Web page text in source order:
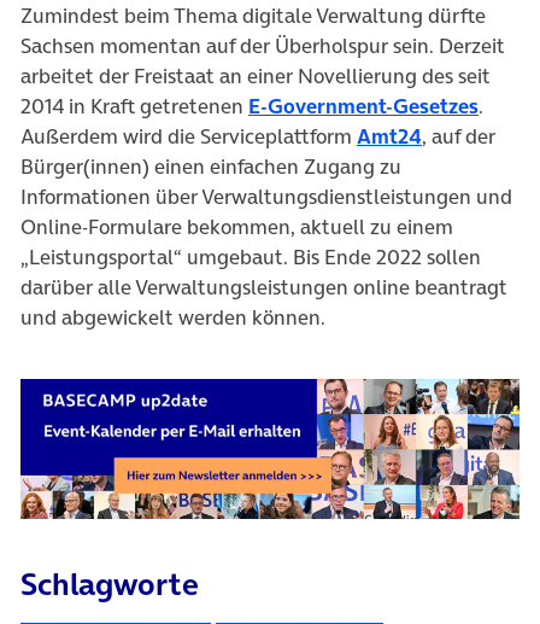
Zumindest beim Thema digitale Verwaltung dürfte
Sachsen momentan auf der Überholspur sein. Derzeit
arbeitet der Freistaat an einer Novellierung des seit
2014 in Kraft getretenen E-Government-Gesetzes.
Außerdem wird die Serviceplattform Amt24(öffnet in
, auf der
Bürger(innen) einen einfachen Zugang zu
Informationen über Verwaltungsdienstleistungen und
Online-Formulare bekommen, aktuell zu einem
„Leistungsportal“ umgebaut. Bis Ende 2022 sollen
darüber alle Verwaltungsleistungen online beantragt
und abgewickelt werden können.
Schlagworte